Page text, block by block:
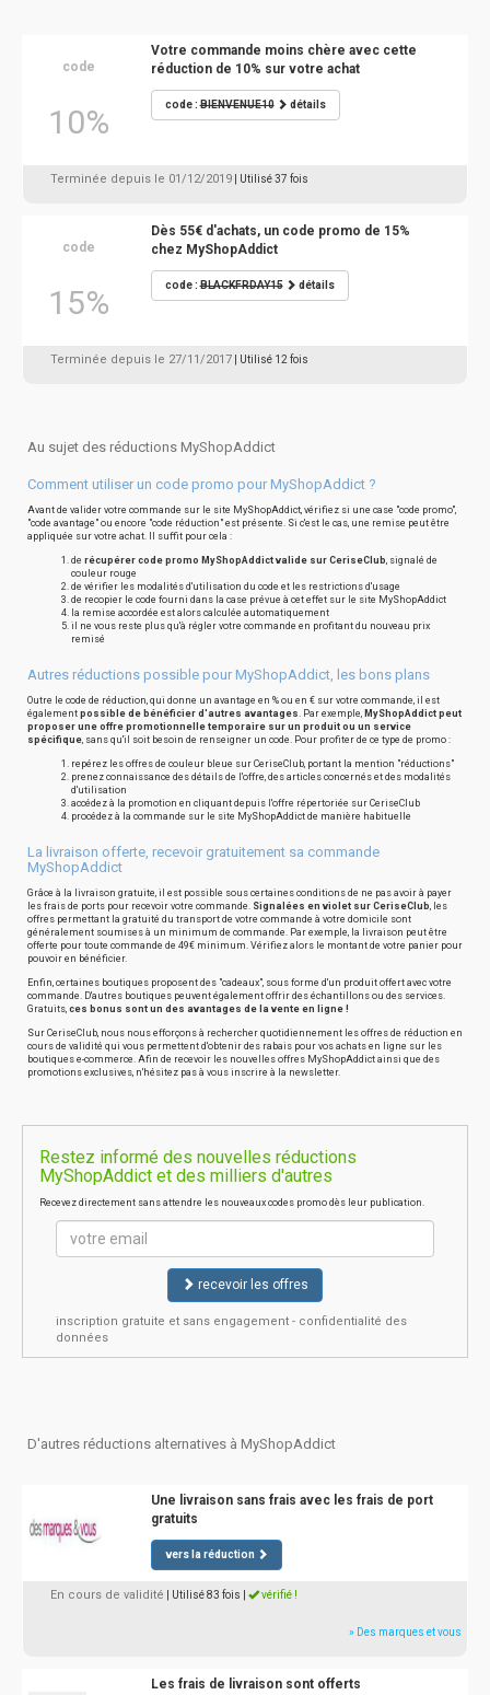
code
10%
Votre commande moins chère avec cette
réduction de 10% sur votre achat
code :BIENVENUE10 détails
Terminée depuis le 01/12/2019 | Utilisé 37 fois
code
15%
Dès 55€ d'achats, un code promo de 15%
chez MyShopAddict
code :BLACKFRDAY15 détails
Terminée depuis le 27/11/2017 | Utilisé 12 fois
Au sujet des réductions MyShopAddict
Comment utiliser un code promo pour MyShopAddict ?
Avant de valider votre commande sur le site MyShopAddict, vérifiez si une case "code promo",
"code avantage" ou encore "code réduction" est présente. Si c'est le cas, une remise peut être
appliquée sur votre achat. Il suffit pour cela :
de récupérer code promo MyShopAddict valide sur CeriseClub, signalé de
couleur rouge
de vérifier les modalités d'utilisation du code et les restrictions d'usage
de recopier le code fourni dans la case prévue à cet effet sur le site MyShopAddict
la remise accordée est alors calculée automatiquement
il ne vous reste plus qu'à régler votre commande en profitant du nouveau prix
remisé
Autres réductions possible pour MyShopAddict, les bons plans
Outre le code de réduction, qui donne un avantage en % ou en € sur votre commande, il est
également possible de bénéficier d'autres avantages. Par exemple, MyShopAddict peut
proposer une offre promotionnelle temporaire sur un produit ou un service
spécifique, sans qu'il soit besoin de renseigner un code. Pour profiter de ce type de promo :
repérez les offres de couleur bleue sur CeriseClub, portant la mention "réductions"
prenez connaissance des détails de l'offre, des articles concernés et des modalités
d'utilisation
accédez à la promotion en cliquant depuis l'offre répertoriée sur CeriseClub
procédez à la commande sur le site MyShopAddict de manière habituelle
La livraison offerte, recevoir gratuitement sa commande
MyShopAddict
Grâce à la livraison gratuite, il est possible sous certaines conditions de ne pas avoir à payer
les frais de ports pour recevoir votre commande. Signalées en violet sur CeriseClub, les
offres permettant la gratuité du transport de votre commande à votre domicile sont
généralement soumises à un minimum de commande. Par exemple, la livraison peut être
offerte pour toute commande de 49€ minimum. Vérifiez alors le montant de votre panier pour
pouvoir en bénéficier.
Enfin, certaines boutiques proposent des "cadeaux", sous forme d'un produit offert avec votre
commande. D'autres boutiques peuvent également offrir des échantillons ou des services.
Gratuits, ces bonus sont un des avantages de la vente en ligne !
Sur CeriseClub, nous nous efforçons à rechercher quotidiennement les offres de réduction en
cours de validité qui vous permettent d'obtenir des rabais pour vos achats en ligne sur les
boutiques e-commerce. Afin de recevoir les nouvelles offres MyShopAddict ainsi que des
promotions exclusives, n'hésitez pas à vous inscrire à la newsletter.
Restez informé des nouvelles réductions
MyShopAddict et des milliers d'autres
Recevez directement sans attendre les nouveaux codes promo dès leur publication.
recevoir les offres
inscription gratuite et sans engagement - confidentialité des
données
D'autres réductions alternatives à MyShopAddict
Une livraison sans frais avec les frais de port
gratuits
vers la réduction
En cours de validité | Utilisé 83 fois vérifié !
» Des marques et vous
Les frais de livraison sont offerts